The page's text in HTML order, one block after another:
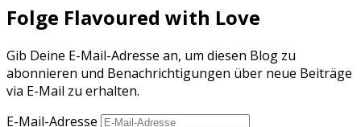
Folge Flavoured with Love
Gib Deine E-Mail-Adresse an, um diesen Blog zu
abonnieren und Benachrichtigungen über neue Beiträge
via E-Mail zu erhalten.
E-Mail-Adresse